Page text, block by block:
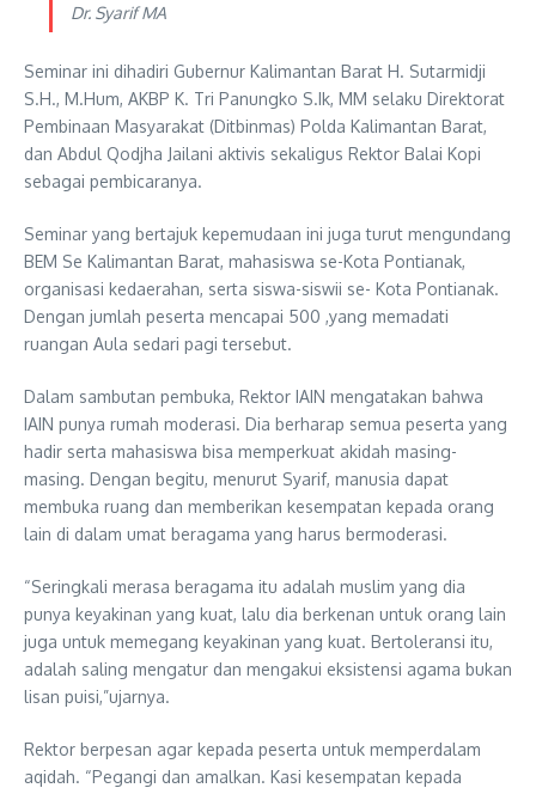
Dr. Syarif MA
Seminar ini dihadiri Gubernur Kalimantan Barat H. Sutarmidji
S.H., M.Hum, AKBP K. Tri Panungko S.Ik, MM selaku Direktorat
Pembinaan Masyarakat (Ditbinmas) Polda Kalimantan Barat,
dan Abdul Qodjha Jailani aktivis sekaligus Rektor Balai Kopi
sebagai pembicaranya.
Seminar yang bertajuk kepemudaan ini juga turut mengundang
BEM Se Kalimantan Barat, mahasiswa se-Kota Pontianak,
organisasi kedaerahan, serta siswa-siswii se- Kota Pontianak.
Dengan jumlah peserta mencapai 500 ,yang memadati
ruangan Aula sedari pagi tersebut.
Dalam sambutan pembuka, Rektor IAIN mengatakan bahwa
IAIN punya rumah moderasi. Dia berharap semua peserta yang
hadir serta mahasiswa bisa memperkuat akidah masing-
masing. Dengan begitu, menurut Syarif, manusia dapat
membuka ruang dan memberikan kesempatan kepada orang
lain di dalam umat beragama yang harus bermoderasi.
“Seringkali merasa beragama itu adalah muslim yang dia
punya keyakinan yang kuat, lalu dia berkenan untuk orang lain
juga untuk memegang keyakinan yang kuat. Bertoleransi itu,
adalah saling mengatur dan mengakui eksistensi agama bukan
lisan puisi,”ujarnya.
Rektor berpesan agar kepada peserta untuk memperdalam
aqidah. “Pegangi dan amalkan. Kasi kesempatan kepada